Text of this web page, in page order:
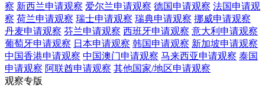
察 新西兰申请观察 爱尔兰申请观察 德国申请观察 法国申请观
察 荷兰申请观察 瑞士申请观察 瑞典申请观察 挪威申请观察
丹麦申请观察 芬兰申请观察 西班牙申请观察 意大利 申请观察
葡萄牙申请观察 日本申请观察 韩国申请观察 新加坡申请观察
中国香港申请观察 中国澳门申请观察 马来西亚申请观察 泰国
申请观察 阿联酋申请观察 其他国家/地区申请观察
观察专版